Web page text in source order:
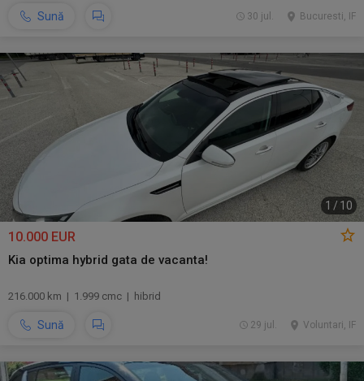
Sună Bucuresti, IF
30 jul.
1 / 10
10.000 EUR
Kia optima hybrid gata de vacanta!
216.000 km | 1.999 cmc | hibrid
Sună Voluntari, IF
29 jul.